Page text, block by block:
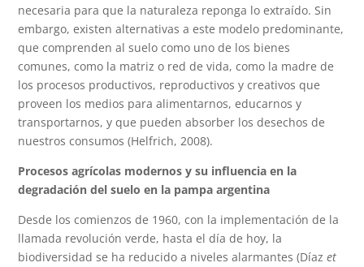
necesaria para que la naturaleza reponga lo extraído. Sin
embargo, existen alternativas a este modelo predominante,
que comprenden al suelo como uno de los bienes
comunes, como la matriz o red de vida, como la madre de
los procesos productivos, reproductivos y creativos que
proveen los medios para alimentarnos, educarnos y
transportarnos, y que pueden absorber los desechos de
nuestros consumos (Helfrich, 2008).
Procesos agrícolas modernos y su influencia en la
degradación del suelo en la pampa argentina
Desde los comienzos de 1960, con la implementación de la
llamada revolución verde, hasta el día de hoy, la
biodiversidad se ha reducido a niveles alarmantes (Díazet